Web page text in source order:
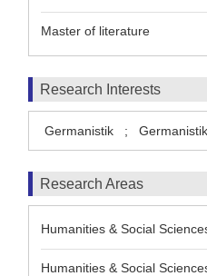
Master of literature
Research Interests
Germanistik ;
Research Areas
Humanities & Social
Humanities & Social